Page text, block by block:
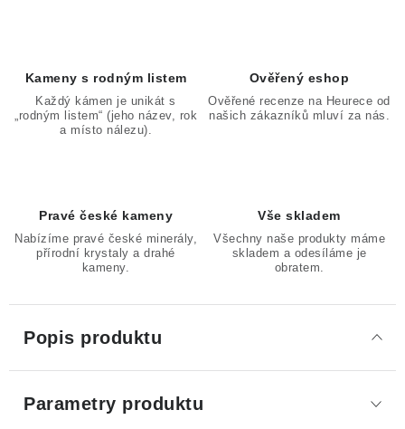
Kameny s rodným listem
Každý kámen je unikát s
„rodným listem“ (jeho název, rok
a místo nálezu).
Ověřený eshop
Ověřené recenze na Heurece od
našich zákazníků mluví za nás.
Pravé české kameny
Nabízíme pravé české minerály,
přírodní krystaly a drahé
kameny.
Vše skladem
Všechny naše produkty máme
skladem a odesíláme je
obratem.
Popis produktu
Parametry produktu